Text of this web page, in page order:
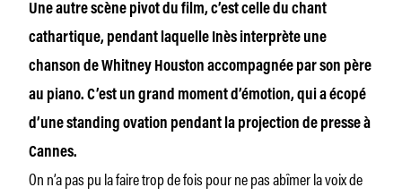
Une autre scène pivot du film, c’est celle du chant
cathartique, pendant laquelle Inès interprète une
chanson de Whitney Houston accompagnée par son père
au piano. C’est un grand moment d’émotion, qui a écopé
d’une standing ovation pendant la projection de presse à
Cannes.
On n’a pas pu la faire trop de fois pour ne pas abîmer la voix de